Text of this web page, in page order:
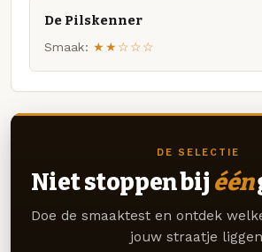
De Pilskenner
Smaak: ★★☆☆☆
DE SELECTIE
Niet stoppen bij één
Doe de smaaktest en ontdek
jouw straatje